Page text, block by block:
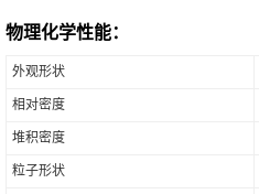
物理化学性能：
外观形状
相对密度
堆积密度
粒子形状